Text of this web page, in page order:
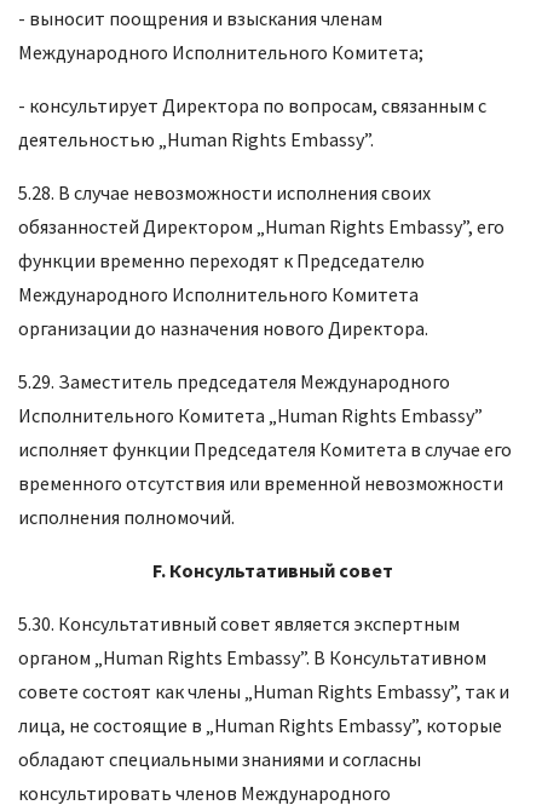
- выносит поощрения и взыскания членам
Международного Исполнительного Комитета;
- консультирует Директора по вопросам, связанным с
деятельностью „Human Rights Embassy”.
5.28. В случае невозможности исполнения своих
обязанностей Директором „Human Rights Embassy”, его
функции временно переходят к Председателю
Международного Исполнительного Комитета
организации до назначения нового Директора.
5.29. Заместитель председателя Международного
Исполнительного Комитета „Human Rights Embassy”
исполняет функции Председателя Комитета в случае его
временного отсутствия или временной невозможности
исполнения полномочий.
F. Консультативный совет
5.30. Консультативный совет является экспертным
органом „Human Rights Embassy”. В Консультативном
совете состоят как члены „Human Rights Embassy”, так и
лица, не состоящие в „Human Rights Embassy”, которые
обладают специальными знаниями и согласны
консультировать членов Международного